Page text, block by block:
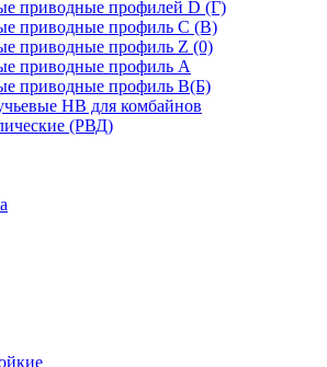
приводные профилей D (Г)
приводные профиль C (В)
приводные профиль Z (0)
приводные профиль А
приводные профиль В(Б)
НВ для комбайнов
(РВД)